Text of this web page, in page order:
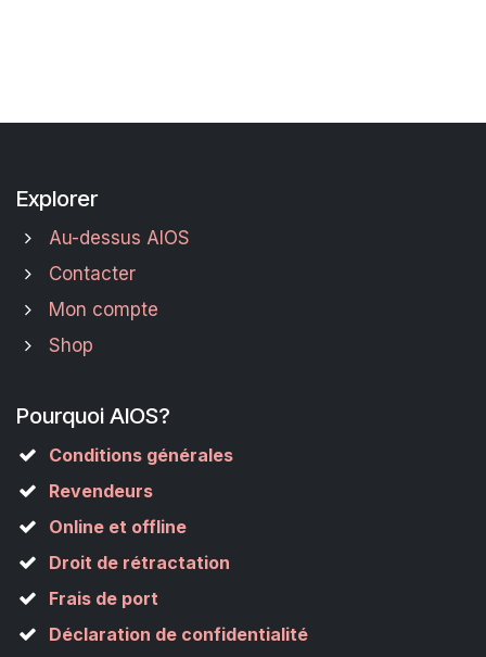
Explorer
Au-dessus AIOS
Contacter
Mon compte
Shop
Pourquoi AIOS?
Conditions générales
Revendeurs
Online et offline
Droit de rétractation
Frais de port
Déclaration de confidentialité